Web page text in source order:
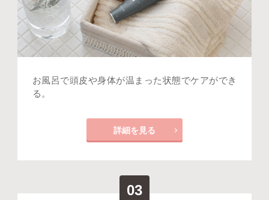
お風呂で頭皮や身体が温まった状態でケアができ
る。
詳細を見る
03